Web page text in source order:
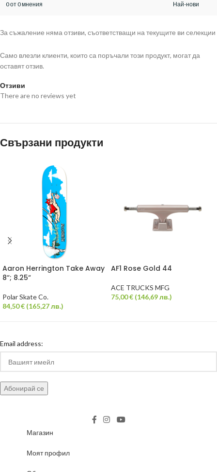
0 от 0 мнения
За съжаление няма отзиви, съответстващи на текущите ви селекции
Отзиви
There are no reviews yet
Само влезли клиенти, които са поръчали този продукт, могат да
оставят отзив.
Свързани продукти
Aaron Herrington Take Away
8“; 8.25“
Polar Skate Co.
84,50€ (165,27лв.)
AF1 Rose Gold 44
ACE TRUCKS MFG
75,00€ (146,69лв.)
Email address:
Магазин
Моят профил